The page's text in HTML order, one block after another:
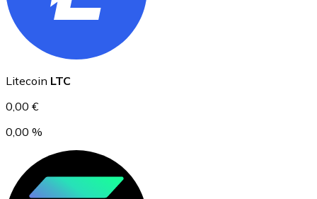
Ethereum
ETH
Litecoin LTC
0,00 €
0,00 %